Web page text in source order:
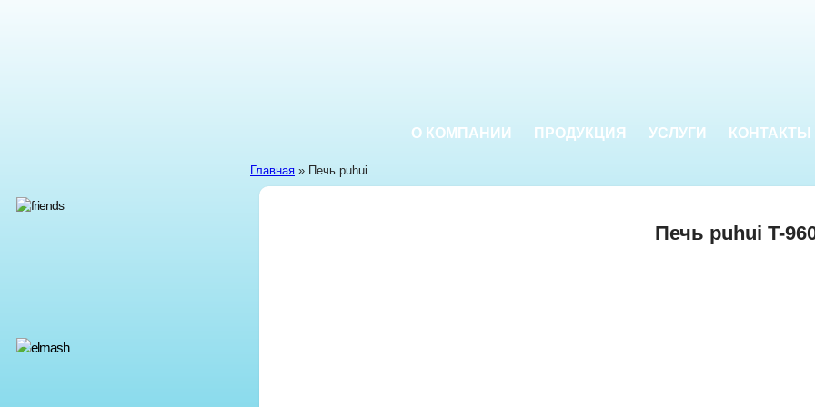
О КОМПАНИИ ПРОДУКЦИЯ УСЛУГИ КОНТАКТЫ
Главная » Печь puhui
Печь puhui T-